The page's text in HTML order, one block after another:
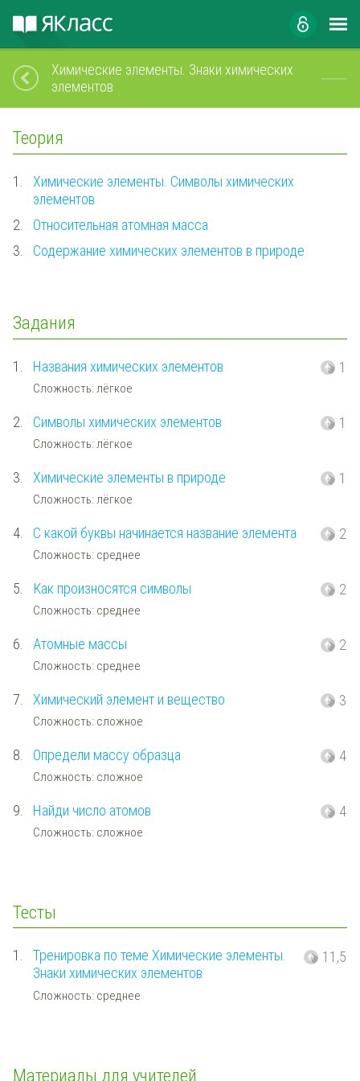
Химические элементы. Знаки химических
элементов
Теория
1.
Химические элементы. Символы химических
элементов
2.
Относительная атомная масса
3.
Содержание химических элементов в природе
Задания
1. Названия химических элементов
Сложность: лёгкое
1
2. Символы химических элементов
Сложность: лёгкое
1
3. Химические элементы в природе
Сложность: лёгкое
1
4. С какой буквы начинается название элемента
Сложность: среднее
2
5. Как произносятся символы
Сложность: среднее
2
6. Атомные массы
Сложность: среднее
2
7. Химический элемент и вещество
Сложность: сложное
3
8. Определи массу образца
Сложность: сложное
4
9. Найди число атомов
Сложность: сложное
4
Тесты
1.
Тренировка по теме Химические элементы.
Знаки химических элементов
Сложность: среднее
11,5
Материалы для учителей